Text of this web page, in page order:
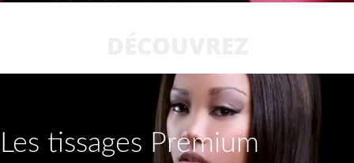
Les tissages Premium